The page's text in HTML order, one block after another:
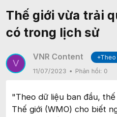
Thế giới vừa trải
có trong lịch sử
V
VNR Content
11/07/2023
Phản hồi: 0
"Theo dữ liệu ban đầu,
Thế giới (WMO) cho biết